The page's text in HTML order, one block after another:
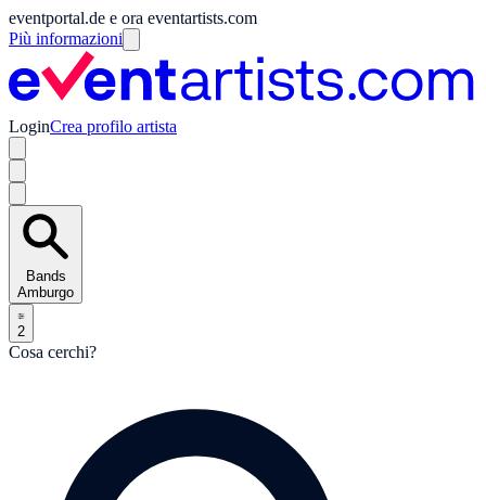
eventportal.de e ora eventartists.com
Più informazioni
LoginCrea profilo artista
Bands
Amburgo
2
Cosa cerchi?